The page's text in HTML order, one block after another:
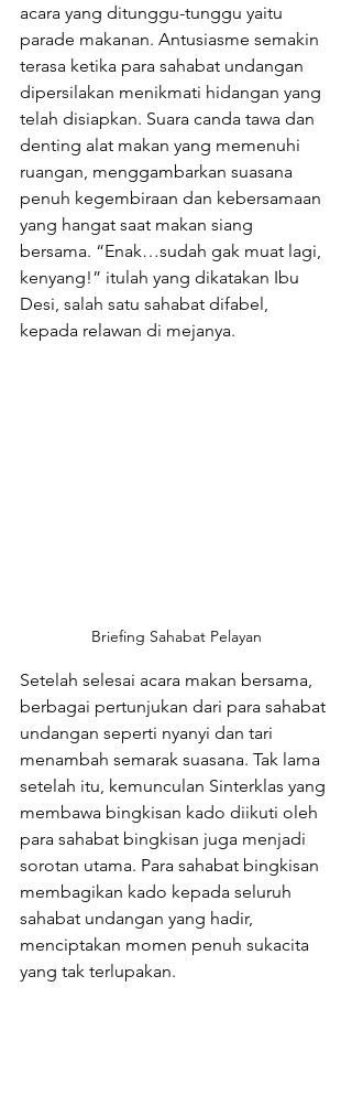
acara yang ditunggu-tunggu yaitu
parade makanan. Antusiasme semakin
terasa ketika para sahabat undangan
dipersilakan menikmati hidangan yang
telah disiapkan. Suara canda tawa dan
denting alat makan yang memenuhi
ruangan, menggambarkan suasana
penuh kegembiraan dan kebersamaan
yang hangat saat makan siang
bersama. “Enak…sudah gak muat lagi,
kenyang!” itulah yang dikatakan Ibu
Desi, salah satu sahabat difabel,
kepada relawan di mejanya.
Briefing Sahabat Pelayan
Setelah selesai acara makan bersama,
berbagai pertunjukan dari para sahabat
undangan seperti nyanyi dan tari
menambah semarak suasana. Tak lama
setelah itu, kemunculan Sinterklas yang
membawa bingkisan kado diikuti oleh
para sahabat bingkisan juga menjadi
sorotan utama. Para sahabat bingkisan
membagikan kado kepada seluruh
sahabat undangan yang hadir,
menciptakan momen penuh sukacita
yang tak terlupakan.